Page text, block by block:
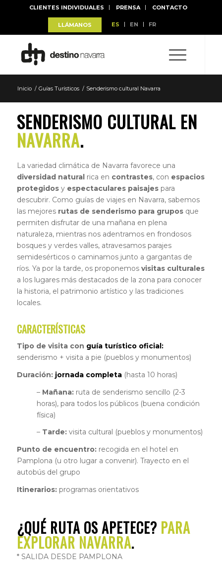
CLIENTES INDIVIDUALES PRENSA CONTACTO
LLÁMANOS ES EN FR
Inicio / Guías Turísticos / Senderismo cultural Navarra
SENDERISMO CULTURAL EN
NAVARRA.
La variedad climática de Navarra favorece una
diversidad naturalrica en contrastes, con espacios
protegidosy espectaculares paisajespara
descubrir. Como guías de viajes en Navarra, sabemos
las mejores rutas de senderismo para gruposque
permiten disfrutar de una mañana en plena
naturaleza, mientras nos adentramos en frondosos
bosques y verdes valles, atravesamos parajes
semidesérticos o caminamos junto a gargantas de
ríos. Ya por la tarde, os proponemos visitas culturales
a los lugares más destacados de la zona para conocer
la historia, el patrimonio artístico y las tradiciones
locales.
CARACTERÍSTICAS
Tipo de visita con guía turístico oficial:
senderismo + visita a pie (pueblos y monumentos)
Duración: jornada completa(hasta 10 horas)
– Mañana:ruta de senderismo sencillo (2-3
horas), para todos los públicos (buena condición
física)
– Tarde:visita cultural (pueblos y monumentos)
Punto de encuentro:recogida en el hotel en
Pamplona (u otro lugar a convenir). Trayecto en el
autobús del grupo
Itinerarios:programas orientativos
¿QUÉ RUTA OS APETECE? PARA
EXPLORAR NAVARRA.
* SALIDA DESDE PAMPLONA